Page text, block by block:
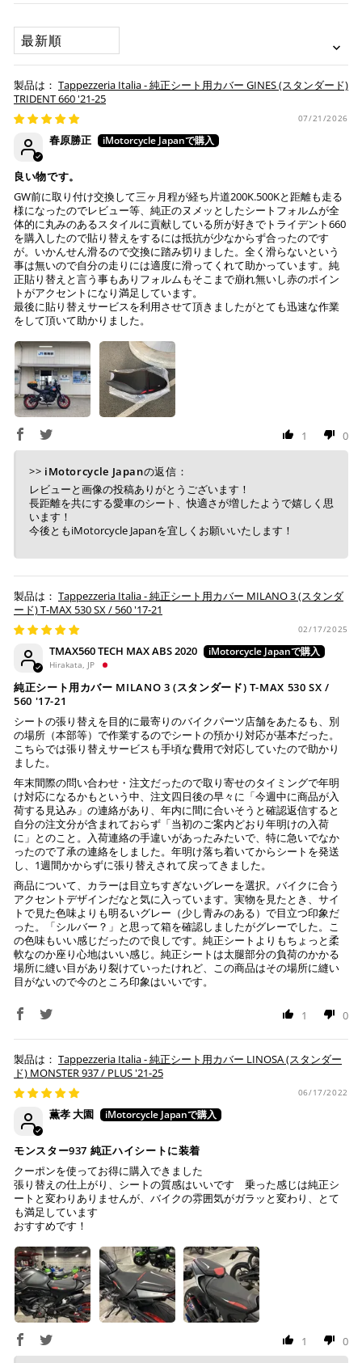
承諾
本サービスをご利用いただく場合、下記事項について同意い
ただいたものとみなします。
納期について
お預かりするシートは間違いなく該当車種専用の純正シ
ートで、加工をしていない
純正シートにダメージはない (シートベースの歪みや割
注意事項
Tappezzeria Italia製品は、純正シートの形状に合わせて
製造されておりますが、シートの状態により弊社で作業
不可と判断した場合には、ご連絡の上返送させていただ
く場合もございます。
送っていただいた純正シートが、適合外の車両と発覚
し、それにより不具合等生じた際には、弊社は一切の責
任を負いません。
作業後、仕上がりを確認し発送させていただきますの
で、その後の張り直しについてはお受けできかねます。
「お得」な楽天ペイをご利用ください。
※ 楽天ポイントが貯まるのは楽天カード・楽天ポイン
ト・楽天ペイ残高でのお支払いに限ります。
※ 現在楽天ペイでご使用頂けるクレジットカードは
Visa、Mastercard、JCBのみです。
上記キャッシュレス決済アカウントからご希望のお支払
い方法をご選択頂き、クリックするだけで簡単に支払い
が完了します。
※ ご利用には事前にPayPay、Apple Payの利用登録が
コンビニ決済(事前決済)
上記コンビニでお支払い頂けます。
入金確認が取れ次第、商品を手配させて頂きます。
店内端末にて操作後、レジにてお支払いください。
※ 支払期限はご注文日より7日以内とさせて頂いてお
せん。
※ お支払いは現金のみとなります。
銀行振込 (事前決済)
ご注文時に情報をお知らせ致しますので、指定の口座に
入金確認が取れ次第、商品を手配させて頂きます。
※ お支払期限はご注文日より7日以内とさせて頂いてお
り、万が一過ぎてしまった場合はご注文をキャンセルさ
せて頂きます。
※ 振込手数料はご負担ください。
ヤマト運輸になります。 配送会社の指定はできかねます。
SORT BY
Tappezzeria Italia - 純正シート用カバー GINES (スタンダード)
TRIDENT 660 '21-25
07/21/2026
春原勝正
良い物です。
GW前に取り付け交換して三ヶ月程が経ち片道200K.500Kと距離も走る
様になったのでレビュー等、純正のヌメッとしたシートフォルムが全
体的に丸みのあるスタイルに貢献している所が好きでトライデント660
を購入したので貼り替えをするには抵抗が少なからず合ったのです
が。いかんせん滑るので交換に踏み切りました。全く滑らないという
事は無いので自分の走りには適度に滑ってくれて助かっています。純
正貼り替えと言う事もありフォルムもそこまで崩れ無いし赤のポイン
トがアクセントになり満足しています。
最後に貼り替えサービスを利用させて頂きましたがとても迅速な作業
をして頂いて助かりました。
1 0
>> iMotorcycle Japanの返信：
レビューと画像の投稿ありがとうございます！
長距離を共にする愛車のシート、快適さが増したようで嬉しく思
います！
今後ともiMotorcycle Japanを宜しくお願いいたします！
Tappezzeria Italia - 純正シート用カバー MILANO 3 (スタンダ
ード) T-MAX 530 SX / 560 '17-21
02/17/2025
TMAX560 TECH MAX ABS 2020
Hirakata, JP
純正シート用カバー MILANO 3 (スタンダード) T-MAX 530 SX /
560 '17-21
シートの張り替えを目的に最寄りのバイクパーツ店舗をあたるも、別
の場所（本部等）で作業するのでシートの預かり対応が基本だった。
こちらでは張り替えサービスも手頃な費用で対応していたので助かり
ました。
年末間際の問い合わせ・注文だったので取り寄せのタイミングで年明
け対応になるかもという中、注文四日後の早々に「今週中に商品が入
荷する見込み」の連絡があり、年内に間に合いそうと確認返信すると
自分の注文分が含まれておらず「当初のご案内どおり年明けの入荷
に」とのこと。入荷連絡の手違いがあったみたいで、特に急いでなか
ったので了承の連絡をしました。年明け落ち着いてからシートを発送
し、1週間かからずに張り替えされて戻ってきました。
商品について、カラーは目立ちすぎないグレーを選択。バイクに合う
アクセントデザインだなと気に入っています。実物を見たとき、サイ
トで見た色味よりも明るいグレー（少し青みのある）で目立つ印象だ
った。「シルバー？」と思って箱を確認しましたがグレーでした。こ
の色味もいい感じだったので良しです。純正シートよりもちょっと柔
軟なのか座り心地はいい感じ。純正シートは太腿部分の負荷のかかる
場所に縫い目があり裂けていったけれど、この商品はその場所に縫い
目がないので今のところ印象はいいです。
1 0
Tappezzeria Italia - 純正シート用カバー LINOSA (スタンダー
ド) MONSTER 937 / PLUS '21-25
06/17/2022
薫孝 大園
モンスター937 純正ハイシートに装着
クーポンを使ってお得に購入できました
張り替えの仕上がり、シートの質感はいいです 乗った感じは純正シ
ートと変わりありませんが、バイクの雰囲気がガラッと変わり、とて
も満足しています
おすすめです！
1 0